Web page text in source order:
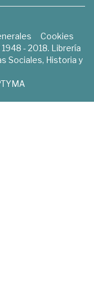
Cookies
- 2018. Librería
Sociales, Historia y